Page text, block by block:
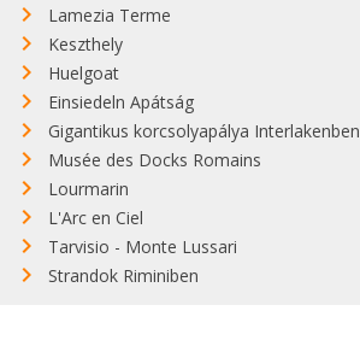
Lamezia Terme
Keszthely
Huelgoat
Einsiedeln Apátság
Gigantikus korcsolyapálya Interlakenben
Musée des Docks Romains
Lourmarin
L'Arc en Ciel
Tarvisio - Monte Lussari
Strandok Riminiben